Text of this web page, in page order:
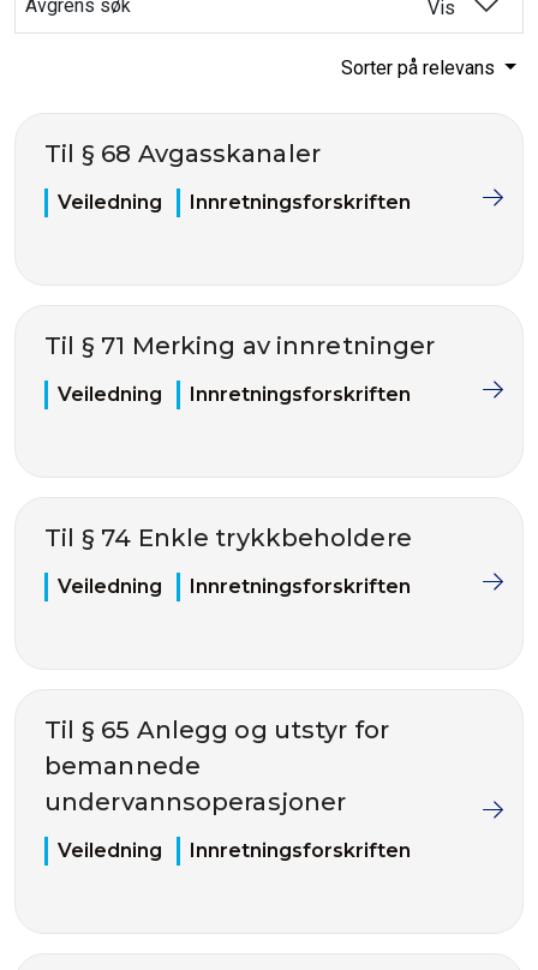
Avgrens søk Vis
Sorter på relevans
Til § 68 Avgasskanaler
Veiledning Innretningsforskriften
Til § 71 Merking av innretninger
Veiledning Innretningsforskriften
Til § 74 Enkle trykkbeholdere
Veiledning Innretningsforskriften
Til § 65 Anlegg og utstyr for
bemannede
undervannsoperasjoner
Veiledning Innretningsforskriften